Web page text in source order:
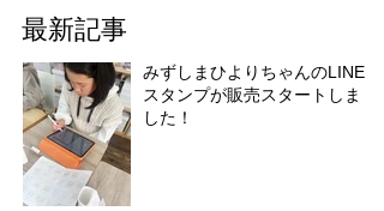
最新記事
みずしまひよりちゃんのLINE
スタンプが販売スタートしま
した！